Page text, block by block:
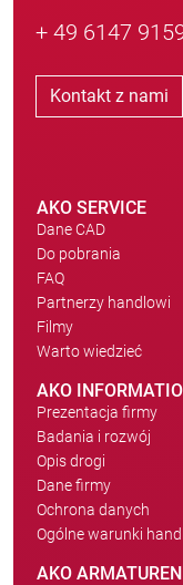
+ 49 6147
Kontakt z nami
AKO SERVICE
Dane CAD
Do pobrania
FAQ
Partnerzy handlowi
Filmy
Warto wiedzieć
AKO
Prezentacja firmy
Badania i rozwój
Opis drogi
Dane firmy
Ochrona danych
Ogólne warunki
AKO